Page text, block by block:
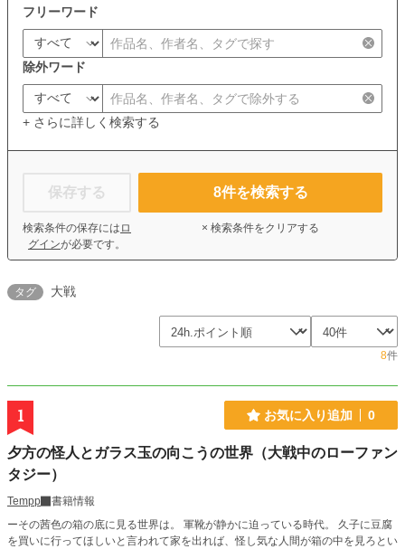
フリーワード
除外ワード
+ さらに詳しく検索する
保存する
検索条件の保存には ロ
グインが必要です。
8件を検索する
× 検索条件をクリアする
タグ 大戦
8件
1 お気に入り追加 0
夕方の怪人とガラス玉の向こうの世界（大戦中のローファン
タジー）
Tempp
書籍情報
ーその茜色の箱の底に見る世界は。 軍靴が静かに迫っている時代。 久子に豆腐
を買いに行ってほしいと言われて家を出れば、怪し気な人間が箱の中を見ろとい